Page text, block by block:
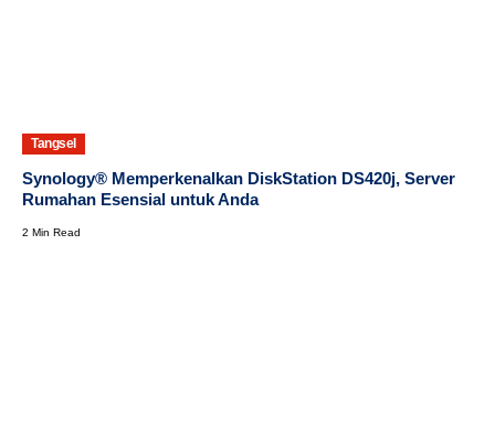
Tangsel
Synology® Memperkenalkan DiskStation DS420j, Server
Rumahan Esensial untuk Anda
2 Min Read